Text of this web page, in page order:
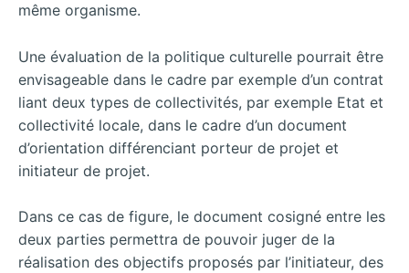
même organisme.
Une évaluation de la politique culturelle pourrait être
envisageable dans le cadre par exemple d’un contrat
liant deux types de collectivités, par exemple Etat et
collectivité locale, dans le cadre d’un document
d’orientation différenciant porteur de projet et
initiateur de projet.
Dans ce cas de figure, le document cosigné entre les
deux parties permettra de pouvoir juger de la
réalisation des objectifs proposés par l’initiateur, des